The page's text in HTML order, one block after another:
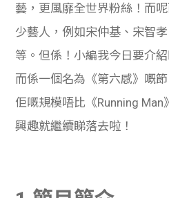
藝，更風靡全世界粉絲！而
少藝人，例如宋仲基、宋智
等。但係！小編我今日要介
而係一個名為《第六感》嘅
佢嘅規模唔比《Running
興趣就繼續睇落去啦！